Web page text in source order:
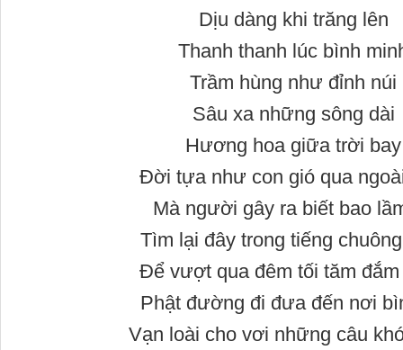
Dịu dàng khi trăng lên
Thanh thanh lúc bình
Trầm hùng như đỉnh núi
Sâu xa những sông dài
Hương hoa giữa trời bay
Đời tựa như con gió qua
Mà người gây ra biết bao
Tìm lại đây trong tiếng
Để vượt qua đêm tối tăm
Phật đường đi đưa đến nơi
Vạn loài cho vơi những câu